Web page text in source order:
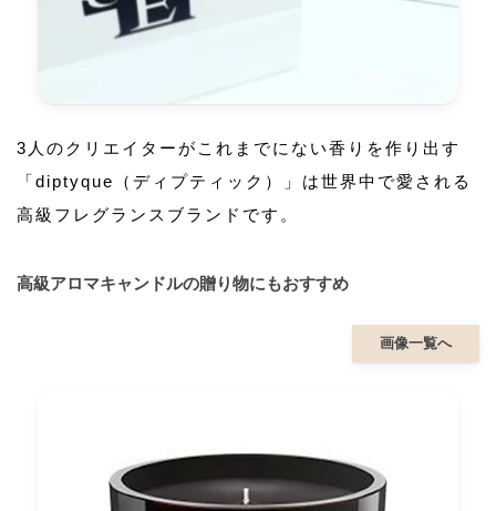
3人のクリエイターがこれまでにない香りを作り出す
「diptyque（ディプティック）」は世界中で愛される
高級フレグランスブランドです。
高級アロマキャンドルの贈り物にもおすすめ
画像一覧へ